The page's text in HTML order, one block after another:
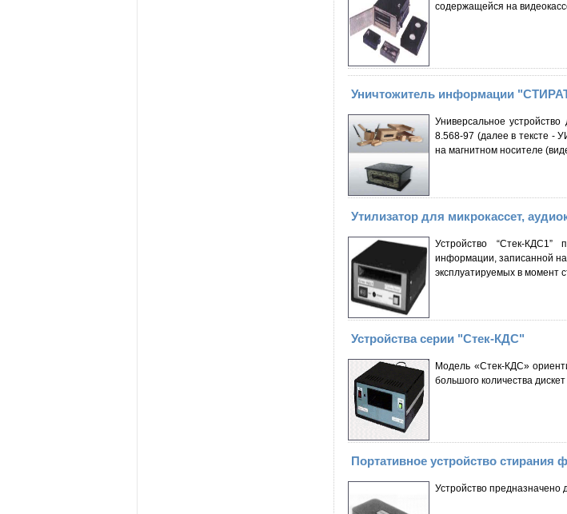
содержащейся на
Уничтожитель информации
Универсальное
8.568-97 (далее в тексте -
на магнитном носителе
Утилизатор для микрокассет,
Устройство “Стек-КДС1”
информации, записанной на
эксплуатируемых в момент
Устройства серии "Стек-КДС"
Модель «Стек-КДС»
большого количества дискет
Портативное устройство стирания
Устройство предназначено